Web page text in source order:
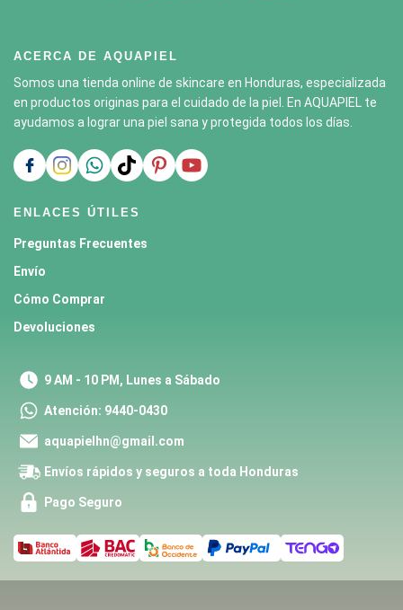
ACERCA DE AQUAPIEL
Somos una tienda online de skincare en Honduras, especializada
en productos originas para el cuidado de la piel. En AQUAPIEL te
ayudamos a lograr una piel sana y protegida todos los días.
ENLACES ÚTILES
Preguntas Frecuentes
Envío
Cómo Comprar
Devoluciones
9 AM - 10 PM, Lunes a Sábado
Atención: 9440-0430
aquapielhn@gmail.com
Envíos rápidos y seguros a toda Honduras
Pago Seguro